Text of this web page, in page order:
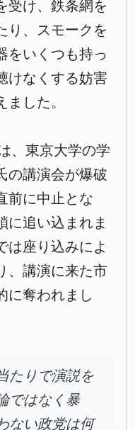
受け、鉄条網を
り、スモークを
をいくつも持っ
けなくする妨害
した。
、東京大学の学
の講演会が爆破
前に中止とな
に追い込まれま
は座り込みによ
、講演に来た市
に奪われまし
たりで演説を
ではなく暴
ない政党は何